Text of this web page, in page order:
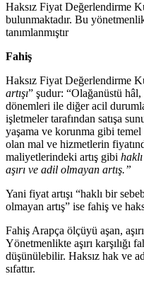
Haksız Fiyat Değerlendirme
bulunmaktadır. Bu
tanımlanmıştır
Fahiş
Haksız Fiyat Değerlendirme
artışı” şudur: “Olağanüstü
dönemleri ile diğer acil
işletmeler tarafından satışa
yaşama ve korunma gibi temel
olan mal ve hizmetlerin
maliyetlerindeki artış gibi
aşırı ve adil olmayan artış.”
Yani fiyat artışı “haklı bir
olmayan artış” ise fahiş ve
Fahiş Arapça ölçüyü aşan,
Yönetmenlikte aşırı karşılığı
düşünülebilir. Haksız hak ve
sıfattır.